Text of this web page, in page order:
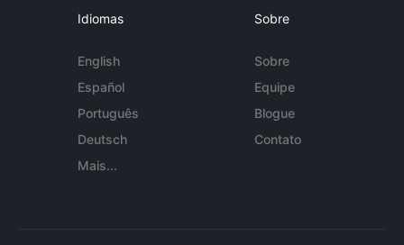
Idiomas
English
Español
Português
Deutsch
Mais...
Sobre
Sobre
Equipe
Blogue
Contato